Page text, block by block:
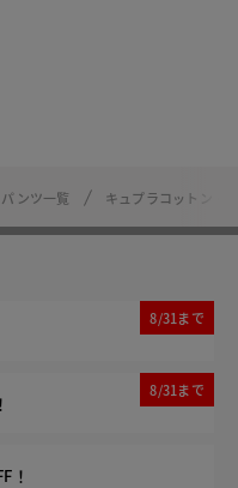
ンツ一覧 キュプラコットン・
8/31まで
8/31まで
！